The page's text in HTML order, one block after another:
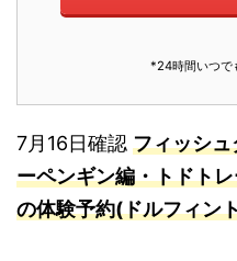
*24時間いつで
7月16日確認 フィッシ
ーペンギン編・トドト
の体験予約(ドルフィン